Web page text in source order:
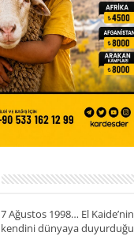
7 Ağustos 1998… El Kaide’nin
kendini dünyaya duyurduğu